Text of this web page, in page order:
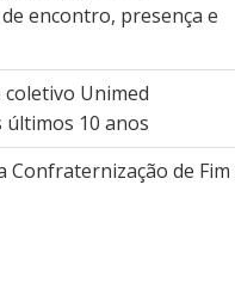
encontro, presença e
Unimed
últimos 10 anos
Confraternização de Fim